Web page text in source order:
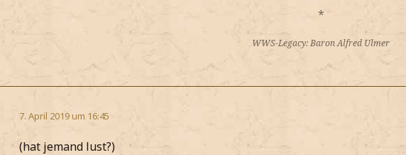
*
WWS-Legacy: Baron Alfred Ulmer
7. April 2019 um 16:45
(hat jemand lust?)